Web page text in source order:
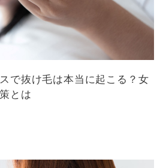
で抜け毛は本当に起こる？女
とは